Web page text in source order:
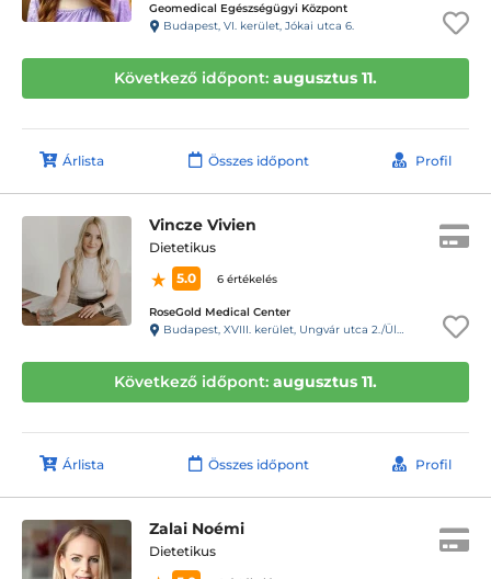
Geomedical Egészségügyi Központ
Budapest, VI. kerület, Jókai utca 6.
Következő időpont: augusztus 11.
Árlista Összes időpont Profil
Vincze Vivien
Dietetikus
5.0
6 értékelés
RoseGold Medical Center
Budapest, XVIII. kerület, Ungvár utca 2./Üllői út 650.
Következő időpont: augusztus 11.
Árlista Összes időpont Profil
Zalai Noémi
Dietetikus